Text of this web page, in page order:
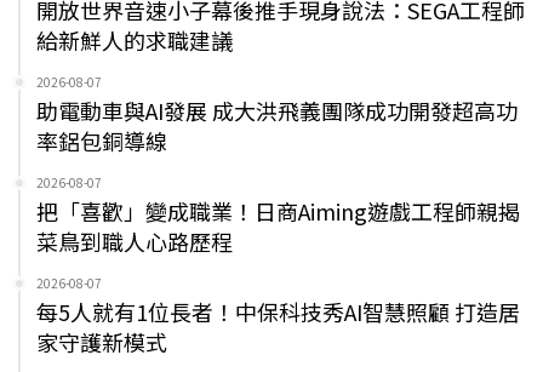
開放世界音速小子幕後推手現身說法：SEGA工程師
給新鮮人的求職建議
2026-08-07
助電動車與AI發展 成大洪飛義團隊成功開發超高功
率鋁包銅導線
2026-08-07
把「喜歡」變成職業！日商Aiming遊戲工程師親揭
菜鳥到職人心路歷程
2026-08-07
每5人就有1位長者！中保科技秀AI智慧照顧 打造居
家守護新模式